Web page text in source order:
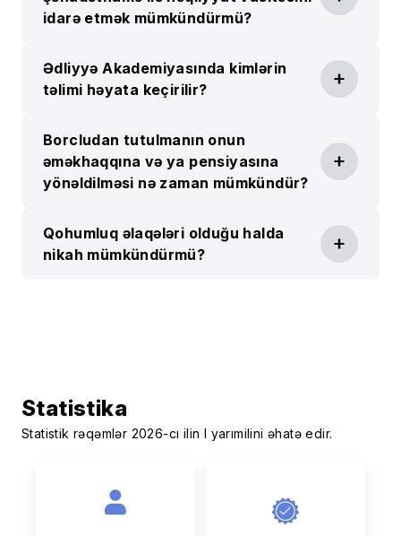
idarə etmək mümkündürmü?
Ədliyyə Akademiyasında kimlərin
təlimi həyata keçirilir?
Borcludan tutulmanın onun
əməkhaqqına və ya pensiyasına
yönəldilməsi nə zaman mümkündür?
Qohumluq əlaqələri olduğu halda
nikah mümkündürmü?
Statistika
Statistik rəqəmlər 2026-cı ilin I yarımilini əhatə edir.